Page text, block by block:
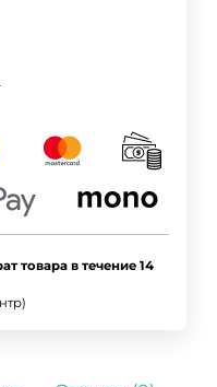
товара в течение 14